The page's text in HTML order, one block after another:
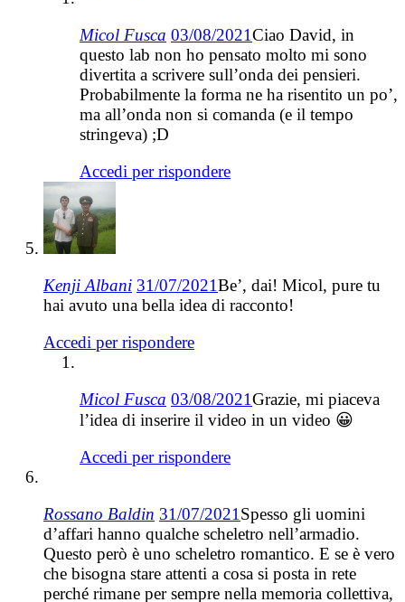
Micol Fusca 03/08/2021Ciao David, in
questo lab non ho pensato molto mi sono
divertita a scrivere sull’onda dei pensieri.
Probabilmente la forma ne ha risentito un po’,
ma all’onda non si comanda (e il tempo
stringeva) ;D
Accedi per rispondere
Kenji Albani 31/07/2021Be’, dai! Micol, pure tu
hai avuto una bella idea di racconto!
Accedi per rispondere
Micol Fusca 03/08/2021Grazie, mi piaceva
l’idea di inserire il video in un video 😀
Accedi per rispondere
Rossano Baldin 31/07/2021 Spesso gli uomini
d’affari hanno qualche scheletro nell’armadio.
Questo però è uno scheletro romantico. E se è vero
che bisogna stare attenti a cosa si posta in rete
perché rimane per sempre nella memoria collettiva,